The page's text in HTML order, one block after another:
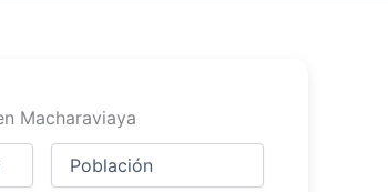
Macharaviaya
Ciudad